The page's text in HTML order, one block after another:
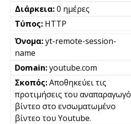
0 ημέρες
HTTP
yt-remote-session-
name
youtube.com
Αποθηκεύει τις
προτιμήσεις του αναπαραγωγό
βίντεο στο ενσωματωμένο
βίντεο του Youtube.